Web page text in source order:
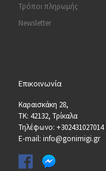
Τρόποι πληρωμής
Newsletter
Επικοινωνία
Καραισκάκη 28,
ΤΚ: 42132, Τρίκαλα
Τηλέφωνο: +302431027014
E-mail: info@gonimigi.gr